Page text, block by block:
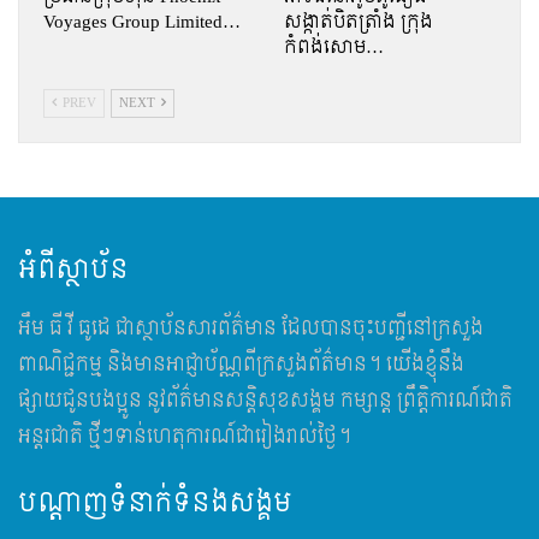
Voyages Group Limited… សង្កាត់បិតត្រាំង ក្រុង
កំពង់សោម…
PREV NEXT
អំពីស្ថាប័ន
អឹម​ ធី វី ធូដេ ជាស្ថាប័នសារព័ត៌មាន ដែលបានចុះបញ្ជីនៅក្រសួង
ពាណិជ្ជកម្ម និងមានអាជ្ញាប័ណ្ណពីក្រសួងព័ត៌មាន។ យើងខ្ញុំនឹង
ផ្សាយជូនបងប្អូន នូវព័ត៌មានសន្តិសុខសង្គម កម្សាន្ត ព្រឹត្តិការណ៍ជាតិ
អន្តរជាតិ ថ្មីៗទាន់ហេតុការណ៍ជារៀងរាល់ថ្ងៃ។
បណ្តាញទំនាក់ទំនងសង្គម